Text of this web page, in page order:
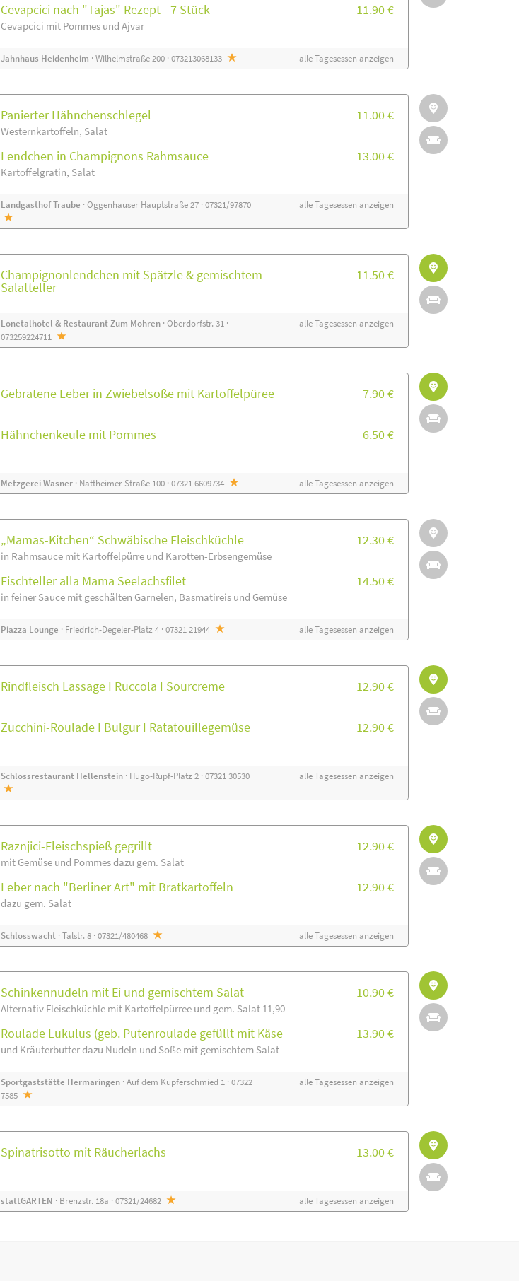
Cevapcici nach "Tajas" Rezept - 7 Stück
Cevapcici mit Pommes und Ajvar
11.90 €
Jahnhaus Heidenheim · Wilhelmstraße 200 · 073213068133 alle Tagesessen anzeigen
Panierter Hähnchenschlegel
Westernkartoffeln, Salat
11.00 €
Lendchen in Champignons Rahmsauce
Kartoffelgratin, Salat
13.00 €
Landgasthof Traube · Oggenhauser Hauptstraße 27 · 07321/97870 alle Tagesessen anzeigen
Champignonlendchen mit Spätzle & gemischtem
Salatteller
11.50 €
Lonetalhotel & Restaurant Zum Mohren· Oberdorfstr. 31 ·
073259224711
alle Tagesessen anzeigen
Gebratene Leber in Zwiebelsoße mit Kartoffelpüree 7.90 €
Hähnchenkeule mit Pommes 6.50 €
Metzgerei Wasner· Nattheimer Straße 100 · 07321 6609734 alle Tagesessen anzeigen
„Mamas-Kitchen“ Schwäbische Fleischküchle
in Rahmsauce mit Kartoffelpürre und Karotten-Erbsengemüse
12.30 €
Fischteller alla Mama Seelachsfilet
in feiner Sauce mit geschälten Garnelen, Basmatireis und Gemüse
14.50 €
Piazza Lounge · Friedrich-Degeler-Platz 4 · 07321 21944 alle Tagesessen anzeigen
Rindfleisch Lassage I Ruccola I Sourcreme 12.90 €
Zucchini-Roulade I Bulgur I Ratatouillegemüse 12.90 €
Schlossrestaurant Hellenstein· Hugo-Rupf-Platz 2 · 07321 30530 alle Tagesessen anzeigen
Raznjici-Fleischspieß gegrillt
mit Gemüse und Pommes dazu gem. Salat
12.90 €
Leber nach "Berliner Art" mit Bratkartoffeln
dazu gem. Salat
12.90 €
Schlosswacht· Talstr. 8 · 07321/480468 alle Tagesessen anzeigen
Schinkennudeln mit Ei und gemischtem Salat
Alternativ Fleischküchle mit Kartoffelpürree und gem. Salat 11,90
10.90 €
Roulade Lukulus (geb. Putenroulade gefüllt mit Käse
und Kräuterbutter dazu Nudeln und Soße mit gemischtem Salat
13.90 €
Sportgaststätte Hermaringen· Auf dem Kupferschmied 1 · 07322
7585
alle Tagesessen anzeigen
Spinatrisotto mit Räucherlachs 13.00 €
stattGARTEN · Brenzstr. 18a · 07321/24682 alle Tagesessen anzeigen